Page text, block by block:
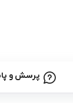
پرسش و